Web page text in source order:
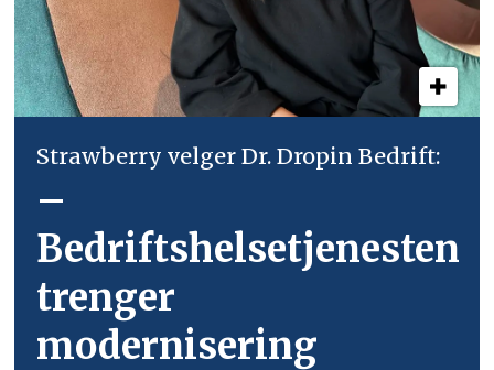
Strawberry velger Dr. Dropin Bedrift:
–
Bedriftshelsetjenesten
trenger
modernisering